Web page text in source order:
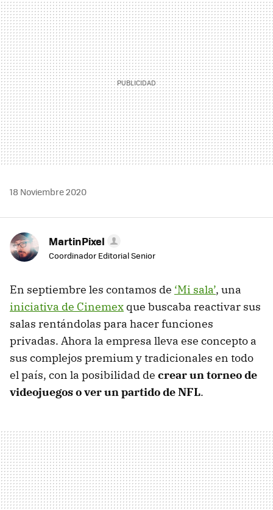
MAIL
18 Noviembre 2020
MartinPixel
Coordinador Editorial Senior
En septiembre les contamos de ‘Mi sala’, una
iniciativa de Cinemex que buscaba reactivar sus
salas rentándolas para hacer funciones
privadas. Ahora la empresa lleva ese concepto a
sus complejos premium y tradicionales en todo
el país, con la posibilidad de crear un torneo de
videojuegos o ver un partido de NFL.